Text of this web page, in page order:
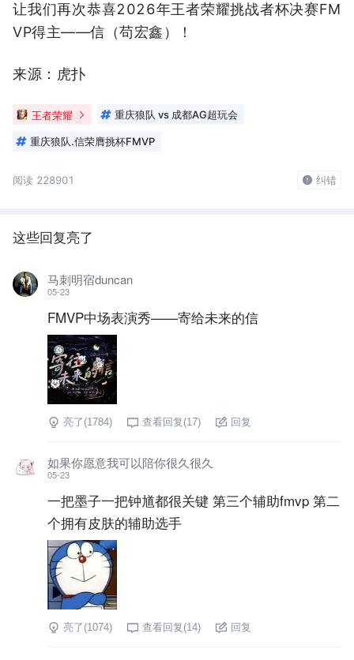
让我们再次恭喜2026年王者荣耀挑战者杯决赛FM
VP得主——信（苟宏鑫）！
来源：虎扑
王者荣耀 重庆狼队 vs 成都AG超玩会
重庆狼队.信荣膺挑杯FMVP
阅读 228901 纠错
这些回复亮了
马刺明宿duncan
05-23
FMVP中场表演秀——寄给未来的信
亮了(1784) 查看回复(17) 回复
如果你愿意我可以陪你很久很久
05-23
一把墨子一把钟馗都很关键 第三个辅助fmvp 第二
个拥有皮肤的辅助选手
亮了(1074) 查看回复(14) 回复